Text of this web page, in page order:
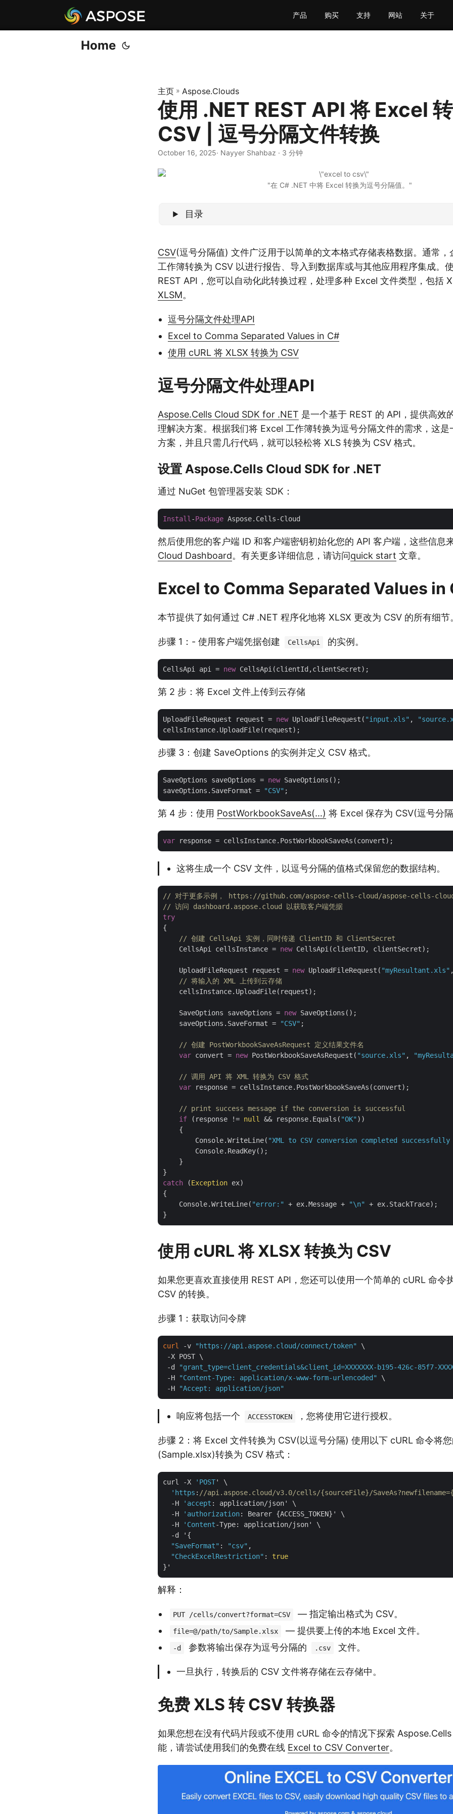
产品 购买 支持 网站 关于
Home
主页 » Aspose.Clouds
使用 .NET REST API 将 Excel
CSV | 逗号分隔文件转换
October 16, 2025· Nayyer Shahbaz · 3 分钟
"在 C# .NET 中将 Excel 转换为逗号分隔值。"
目录
CSV(逗号分隔值) 文件广泛用于以简单的文本格式存储表格数据。通常，
工作簿转换为 CSV 以进行报告、导入到数据库或与其他应用程序集成。
REST API，您可以自动化此转换过程，处理多种 Excel 文件类型，包括
XLSM。
逗号分隔文件处理API
Excel to Comma Separated Values in C#
使用 cURL 将 XLSX 转换为 CSV
逗号分隔文件处理API
Aspose.Cells Cloud SDK for .NET 是一个基于 REST 的 API，提供高效
理解决方案。根据我们将 Excel 工作簿转换为逗号分隔文件的需求，这是
方案，并且只需几行代码，就可以轻松将 XLS 转换为 CSV 格式。
设置 Aspose.Cells Cloud SDK for .NET
通过 NuGet 包管理器安装 SDK：
Install-Package
然后使用您的客户端 ID 和客户端密钥初始化您的 API 客户端，这些信息
Cloud Dashboard。有关更多详细信息，请访问quick start 文章。
Excel to Comma Separated Values in
本节提供了如何通过 C# .NET 程序化地将 XLSX 更改为 CSV 的所有细节
步骤 1：- 使用客户端凭据创建 CellsApi 的实例。
CellsApi api = new
第 2 步：将 Excel 文件上传到云存储
UploadFileRequest request = new UploadFileRequest( "input.xls" ,
步骤 3：创建 SaveOptions 的实例并定义 CSV 格式。
SaveOptions saveOptions = new SaveOptions();
saveOptions.SaveFormat =
"CSV"
第 4 步：使用 PostWorkbookSaveAs(…) 将 Excel 保存为 CSV(逗号分隔
var
这将生成一个 CSV 文件，以逗号分隔的值格式保留您的数据结构。
// 对于更多示例， https://github.com/aspose-cells-cloud/aspose-cells-
// 访问 dashboard.aspose.cloud 以获取客户端凭据
try
{
// 创建 CellsApi 实例，同时传递 ClientID 和 ClientSecret
    CellsApi cellsInstance =
new CellsApi(clientID, clientSecret);
    UploadFileRequest request =
new UploadFileRequest( "myResultant.xls"
// 将输入的 XML 上传到云存储
    cellsInstance.UploadFile(request);
    SaveOptions saveOptions =
new SaveOptions();
    saveOptions.SaveFormat =
"CSV" ;
// 创建 PostWorkbookSaveAsRequest 定义结果文件名
var convert = new PostWorkbookSaveAsRequest( "source.xls" ,
// 调用 API 将 XML 转换为 CSV 格式
var response = cellsInstance.PostWorkbookSaveAs(convert);
// print success message if the conversion is successful
if (response != null && response.Equals( "OK" ))
    {
        Console.WriteLine(
"XML to CSV conversion completed
        Console.ReadKey();
    }
catch (Exception ex)
{
    Console.WriteLine(
"error:" + ex.Message + "\n"
+ ex.StackTrace);
使用 cURL 将 XLSX 转换为 CSV
如果您更喜欢直接使用 REST API，您还可以使用一个简单的 cURL 命令
CSV 的转换。
步骤 1：获取访问令牌
curl -v "https://api.aspose.cloud/connect/token"
\
-X POST \
-d
"grant_type=client_credentials&client_id=XXXXXXX-b195-426c-85f7-
-H
"Content-Type: application/x-www-form-urlencoded"
\
-H
"Accept: application/json"
响应将包括一个 ACCESSTOKEN ，您将使用它进行授权。
步骤 2：将 Excel 文件转换为 CSV(以逗号分隔) 使用以下 cURL 命令将
(Sample.xlsx)转换为 CSV 格式：
curl -X 'POST' \
'https : //api.aspose.cloud/v3.0/cells/{sourceFile}/
  -H
'accept : application/json' \
  -H
'authorization: Bearer {ACCESS_TOKEN}' \
  -H
'Content-Type: application/json' \
  -d '{
"SaveFormat" : "csv" ,
"CheckExcelRestriction" : true
解释：
PUT /cells/convert?format=CSV — 指定输出格式为 CSV。
file=@/path/to/Sample.xlsx — 提供要上传的本地 Excel 文件。
-d 参数将输出保存为逗号分隔的 .csv 文件。
一旦执行，转换后的 CSV 文件将存储在云存储中。
免费 XLS 转 CSV 转换器
如果您想在没有代码片段或不使用 cURL 命令的情况下探索
能，请尝试使用我们的免费在线 Excel to CSV Converter。